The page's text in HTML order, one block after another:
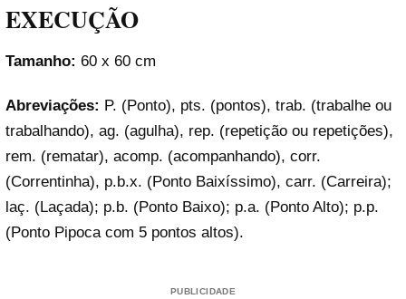
EXECUÇÃO
Tamanho: 60 x 60 cm
Abreviações: P. (Ponto), pts. (pontos), trab. (trabalhe ou
trabalhando), ag. (agulha), rep. (repetição ou repetições),
rem. (rematar), acomp. (acompanhando), corr.
(Correntinha), p.b.x. (Ponto Baixíssimo), carr. (Carreira);
laç. (Laçada); p.b. (Ponto Baixo); p.a. (Ponto Alto); p.p.
(Ponto Pipoca com 5 pontos altos).
PUBLICIDADE